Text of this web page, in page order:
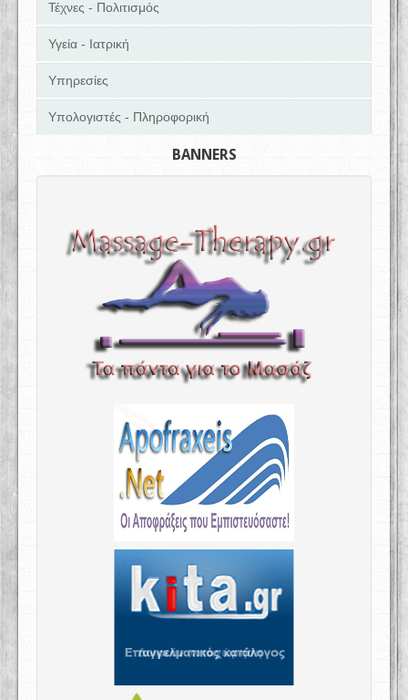
Τέχνες - Πολιτισμός
Υγεία - Ιατρική
Υπηρεσίες
Υπολογιστές - Πληροφορική
BANNERS